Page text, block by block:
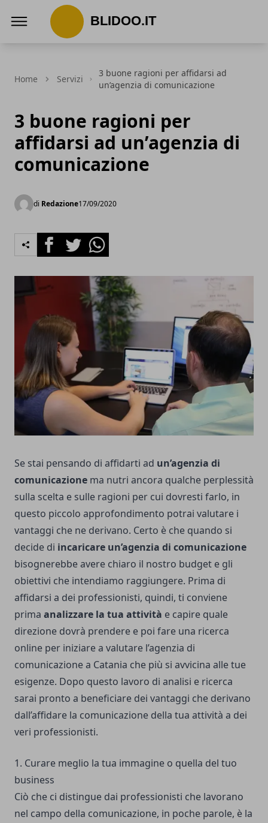
Home Servizi
3 buone ragioni per affidarsi ad
un’agenzia di comunicazione
3 buone ragioni per
affidarsi ad un’agenzia di
comunicazione
di Redazione17/09/2020
FacebookTwitterWhatsapp
Se stai pensando di affidarti ad un’agenzia di
comunicazione ma nutri ancora qualche perplessità
sulla scelta e sulle ragioni per cui dovresti farlo, in
questo piccolo approfondimento potrai valutare i
vantaggi che ne derivano. Certo è che quando si
decide di incaricare un’agenzia di comunicazione
bisognerebbe avere chiaro il nostro budget e gli
obiettivi che intendiamo raggiungere. Prima di
affidarsi a dei professionisti, quindi, ti conviene
prima analizzare la tua attività e capire quale
direzione dovrà prendere e poi fare una ricerca
online per iniziare a valutare l’agenzia di
comunicazione a Catania che più si avvicina alle tue
esigenze. Dopo questo lavoro di analisi e ricerca
sarai pronto a beneficiare dei vantaggi che derivano
dall’affidare la comunicazione della tua attività a dei
veri professionisti.
1. Curare meglio la tua immagine o quella del tuo
business
Ciò che ci distingue dai professionisti che lavorano
nel campo della comunicazione, in poche parole, è la